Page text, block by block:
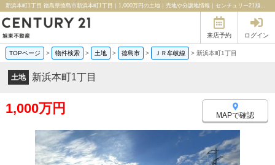
新浜本町1丁目 徳島県徳島市新浜本町1丁目｜1,000万円の土地｜売地や分譲地情報｜センチュリー21旭東不動産
来店予約 ログイン
TOPページ > 物件検索 > 土地 > 徳島市 > ＪＲ牟岐線 > 新浜本町1丁目
土地 新浜本町1丁目
1,000万円 MAPで確認